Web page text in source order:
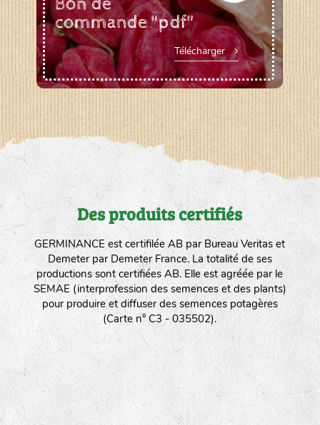
commande "pdf"
Télécharger
Des produits certifiés
GERMINANCE est certifilée AB par Bureau Veritas et
Demeter par Demeter France. La totalité de ses
productions sont certifiées AB. Elle est agréée par le
SEMAE (interprofession des semences et des plants)
pour produire et diffuser des semences potagères
(Carte n° C3 - 035502).